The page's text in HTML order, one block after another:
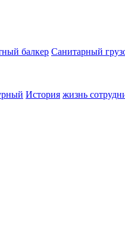
балкер Санитарный
История жизнь